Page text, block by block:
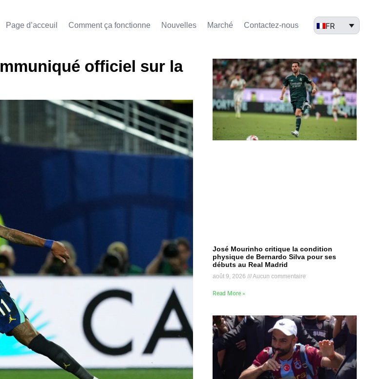
Page d’acceuil Comment ça fonctionne Nouvelles Marché​ Contactez-nous FR
officiel sur la
José Mourinho critique la condition
physique de Bernardo Silva pour ses
débuts au Real Madrid
août 9, 2026 Aucun commentaire
Read More »